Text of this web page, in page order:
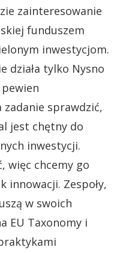
zainteresowanie
funduszem
inwestycjom.
działa tylko Nysno
sprawdzić,
jest chętny do
inwestycji.
więc chcemy go
innowacji. Zespoły,
w swoich
EU Taxonomy i